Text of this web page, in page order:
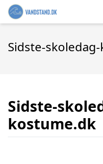
Sidste-
Sidste-
kostume.dk